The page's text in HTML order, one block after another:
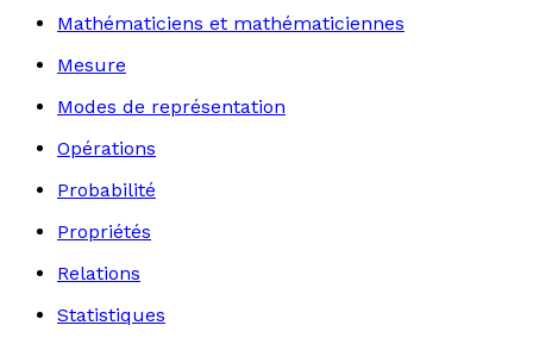
Mathématiciens et mathématiciennes
Mesure
Modes de représentation
Opérations
Probabilité
Propriétés
Relations
Statistiques